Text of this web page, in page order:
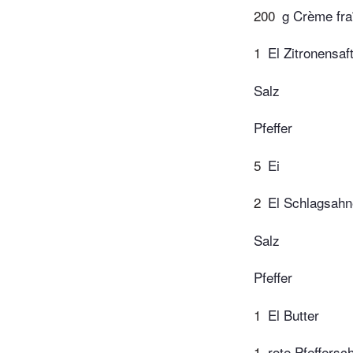
200 g Crème
1 El Zitronensaft
Salz
Pfeffer
5 Ei
2 El
Salz
Pfeffer
1 El Butter